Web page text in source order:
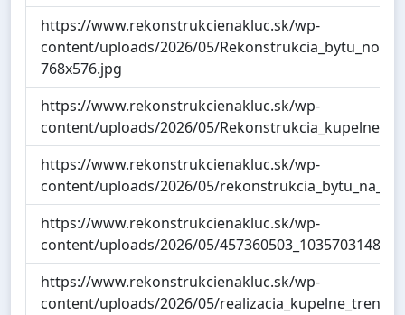
https://www.rekonstrukcienakluc.sk/wp-
content/uploads/2026/05/
768x576.jpg
https://www.rekonstrukcienakluc.sk/wp-
content/uploads/2026/05/
https://www.rekonstrukcienakluc.sk/wp-
content/uploads/2026/05/
https://www.rekonstrukcienakluc.sk/wp-
content/uploads/2026/05/
https://www.rekonstrukcienakluc.sk/wp-
content/uploads/2026/05/